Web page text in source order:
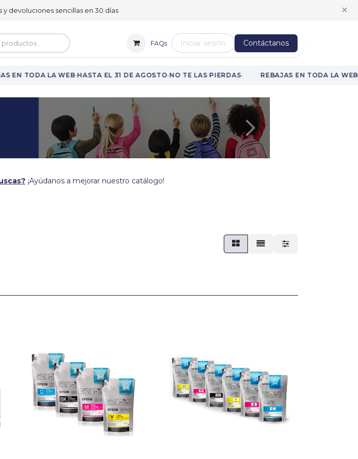
y devoluciones sencillas en 30 días ✕
FAQs Iniciar sesión Contáctanos
EN TODA LA WEB·HASTA EL 31 DE AGOSTO·NO TE LAS PIERDAS· REBAJAS EN TODA LA WEB·
Siguiente
¡Ayúdanos a mejorar nuestro catálogo!